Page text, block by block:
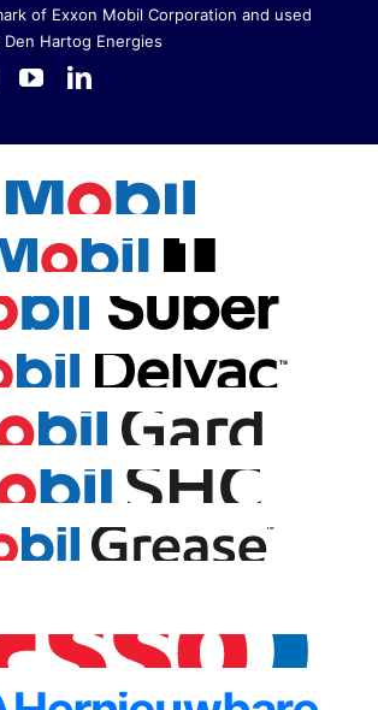
of Exxon Mobil Corporation and used
Hartog Energies